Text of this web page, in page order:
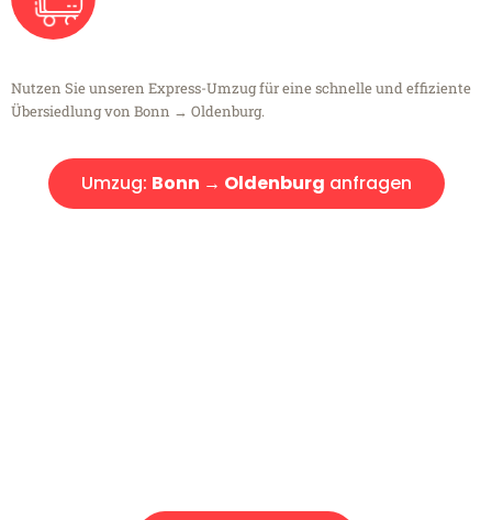
Nutzen Sie unseren Express-Umzug für eine schnelle und effiziente
Übersiedlung von Bonn → Oldenburg.
Umzug: Bonn → Oldenburg anfragen